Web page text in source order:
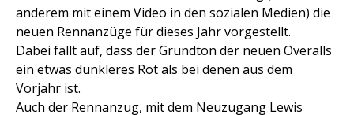
anderem mit einem Video in den sozialen Medien) die
neuen Rennanzüge für dieses Jahr vorgestellt.
Dabei fällt auf, dass der Grundton der neuen Overalls
ein etwas dunkleres Rot als bei denen aus dem
Vorjahr ist.
Auch der Rennanzug, mit dem Neuzugang Lewis